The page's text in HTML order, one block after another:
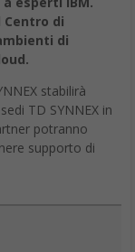
di
di
stabilirà
TD SYNNEX in
potranno
supporto di